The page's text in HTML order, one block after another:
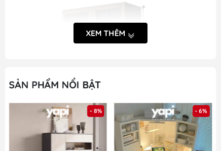
XEM THÊM
SẢN PHẨM NỔI BẬT
- 8% - 6%